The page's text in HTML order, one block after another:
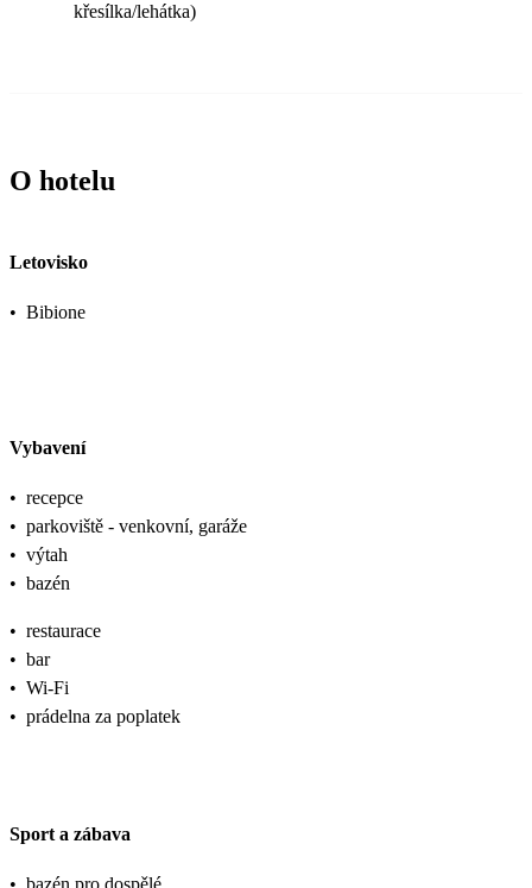
křesílka/lehátka)
O hotelu
Letovisko
• Bibione
Vybavení
• recepce
• parkoviště - venkovní, garáže
• výtah
• bazén
• restaurace
• bar
• Wi-Fi
• prádelna za poplatek
Sport a zábava
• bazén pro dospělé